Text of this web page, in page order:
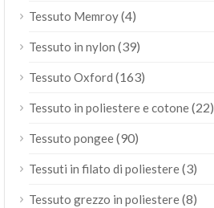
Tessuto Memroy(4)
Tessuto in nylon (39)
Tessuto Oxford (163)
Tessuto in poliestere e cotone(22)
Tessuto pongee(90)
Tessuti in filato di poliestere(3)
Tessuto grezzo in poliestere(8)